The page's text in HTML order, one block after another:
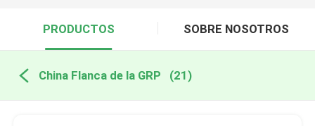
PRODUCTOS SOBRE NOSOTROS
China Flanca de la GRP (21)